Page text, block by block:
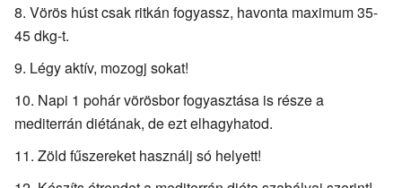
Vörös húst csak ritkán fogyassz, havonta maximum 35-
45 dkg-t.
Légy aktív, mozogj sokat!
Napi 1 pohár vörösbor fogyasztása is része a
mediterrán diétának, de ezt elhagyhatod.
Zöld fűszereket használj só helyett!